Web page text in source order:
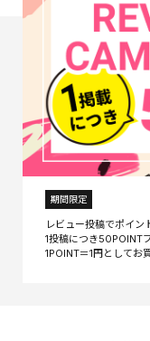
期間限定
レビュー投稿でポイン
1投稿につき50POINT